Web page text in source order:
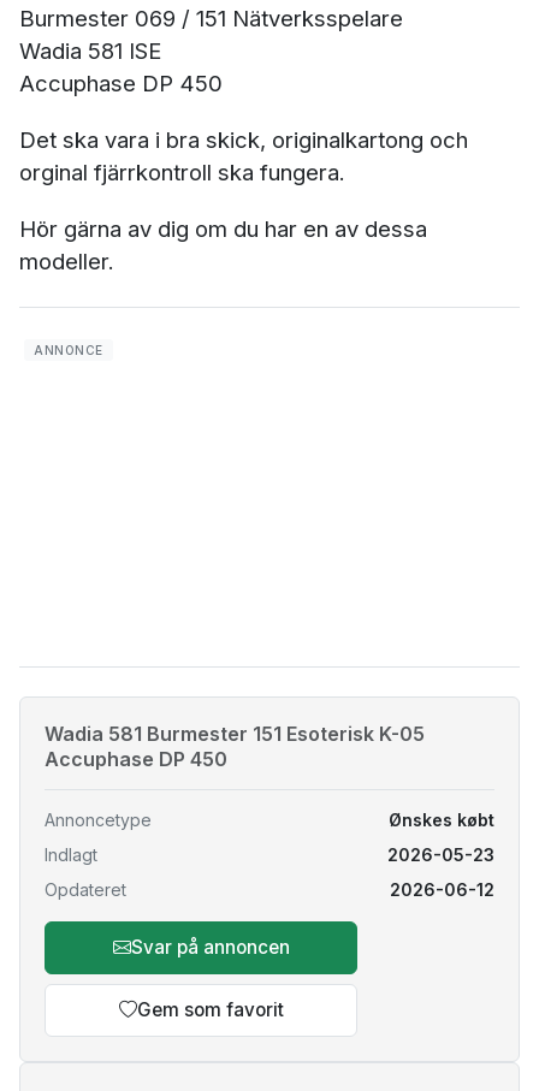
Burmester 069 / 151 Nätverksspelare
Wadia 581 ISE
Accuphase DP 450
Det ska vara i bra skick, originalkartong och
orginal fjärrkontroll ska fungera.
Hör gärna av dig om du har en av dessa
modeller.
Wadia 581 Burmester 151 Esoterisk K-05
Accuphase DP 450
Annoncetype
Ønskes købt
Indlagt
2026-05-23
Opdateret
2026-06-12
Svar på annoncen
Gem som favorit